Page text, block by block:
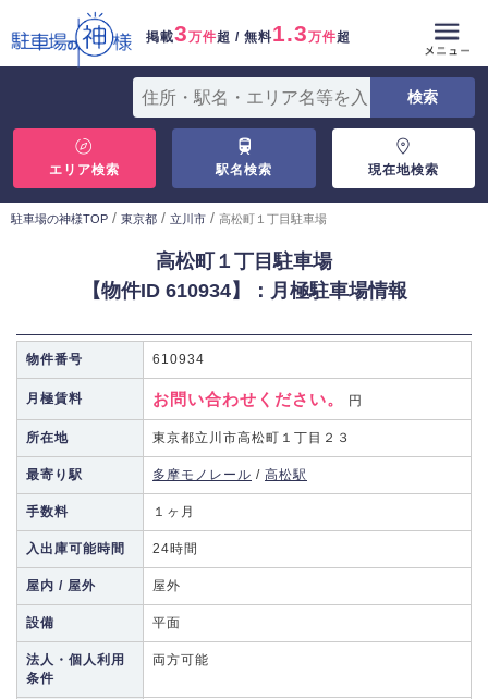
掲載3万件超 / 無料1.3万件超
エリア検索 駅名検索 現在地検索
駐車場の神様TOP / 東京都 / 立川市 / 高松町１丁目駐車場
高松町１丁目駐車場
【物件ID 610934】：月極駐車場情報
物件番号 610934
月極賃料 お問い合わせください。 円
所在地 東京都立川市高松町１丁目２３
最寄り駅 多摩モノレール / 高松駅
手数料 １ヶ月
入出庫可能時間 24時間
屋内 / 屋外 屋外
設備 平面
法人・個人利用
条件
両方可能